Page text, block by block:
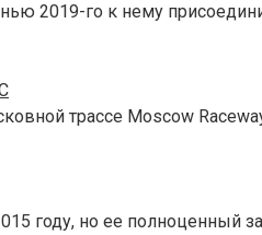
2019-го к нему
трассе Moscow
году, но ее полноценный